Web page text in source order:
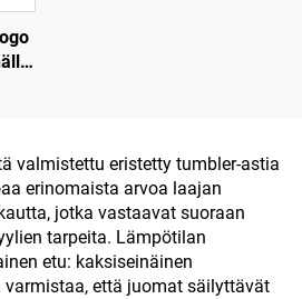
valmistettu eristetty tumbler-astia
erinomaista arvoa laajan
jotka vastaavat suoraan
tarpeita. Lämpötilan
etu: kaksiseinäinen
että juomat säilyttävät